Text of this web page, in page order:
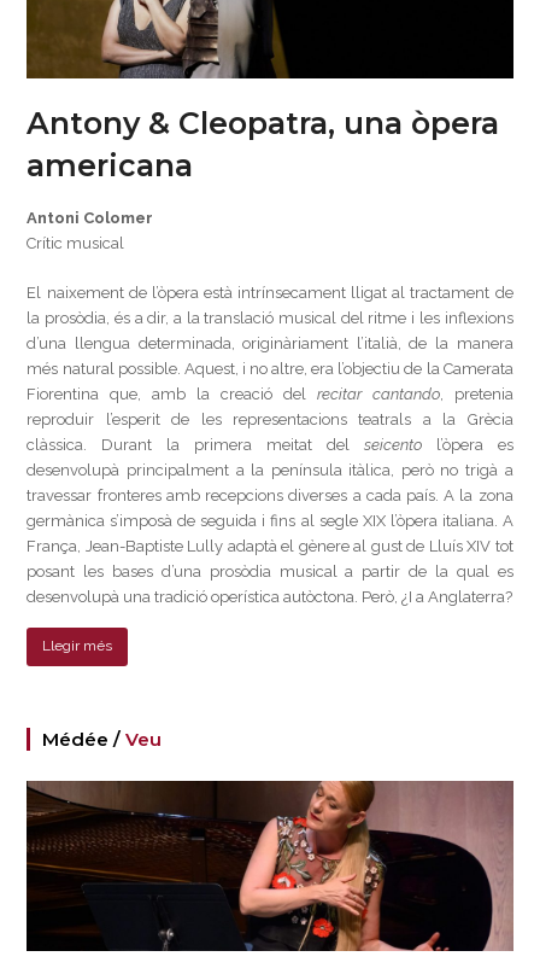
Antony & Cleopatra, una òpera
americana
Antoni Colomer
Crític musical
El naixement de l’òpera està intrínsecament lligat al tractament de
la prosòdia, és a dir, a la translació musical del ritme i les inflexions
d’una llengua determinada, originàriament l’italià, de la manera
més natural possible. Aquest, i no altre, era l’objectiu de la Camerata
Fiorentina que, amb la creació del recitar cantando, pretenia
reproduir l’esperit de les representacions teatrals a la Grècia
clàssica. Durant la primera meitat del seicentol’òpera es
desenvolupà principalment a la península itàlica, però no trigà a
travessar fronteres amb recepcions diverses a cada país. A la zona
germànica s’imposà de seguida i fins al segle XIX l’òpera italiana. A
França, Jean-Baptiste Lully adaptà el gènere al gust de Lluís XIV tot
posant les bases d’una prosòdia musical a partir de la qual es
desenvolupà una tradició operística autòctona. Però, ¿I a Anglaterra?
Llegir més
Médée /Veu